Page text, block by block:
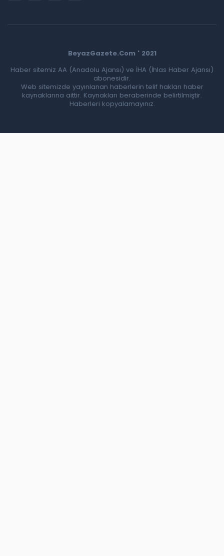
BeyazGazete.Com ' 2021
Haber sitemiz AA (Anadolu Ajansı) ve İHA (İhlas Haber Ajansı)
abonesidir.
Web sitemizde yayınlanan haberlerin telif hakları haber
kaynaklarına aittir. Kaynakları beraberinde belirtilmiştir.
Haberleri kopyalamayınız.